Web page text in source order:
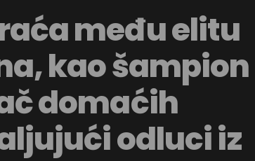
među elitu
kao šampion
domaćih
odluci iz